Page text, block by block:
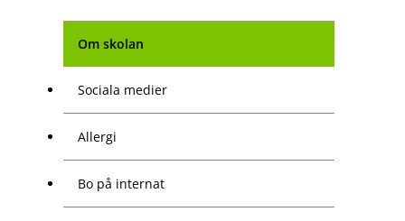
Om skolan
Sociala medier
Allergi
Bo på internat